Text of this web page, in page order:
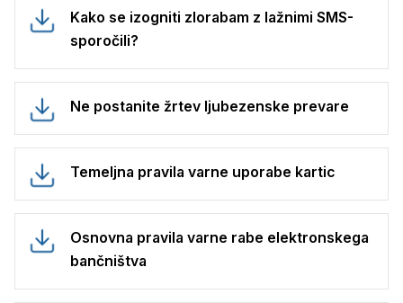
Kako se izogniti zlorabam z lažnimi SMS-
sporočili?
Ne postanite žrtev ljubezenske prevare
Temeljna pravila varne uporabe kartic
Osnovna pravila varne rabe elektronskega
bančništva